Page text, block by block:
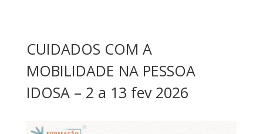
CUIDADOS COM A
MOBILIDADE NA PESSOA
IDOSA – 2 a 13 fev 2026